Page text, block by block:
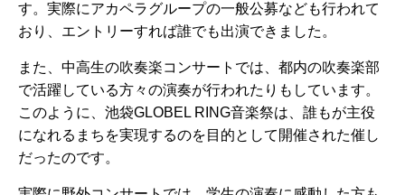
す。実際にアカペラグループの一般公募なども行われて
おり、エントリーすれば誰でも出演できました。
また、中高生の吹奏楽コンサートでは、都内の吹奏楽部
で活躍している方々の演奏が行われたりもしています。
このように、池袋GLOBEL RING音楽祭は、誰もが主役
になれるまちを実現するのを目的として開催された催し
だったのです。